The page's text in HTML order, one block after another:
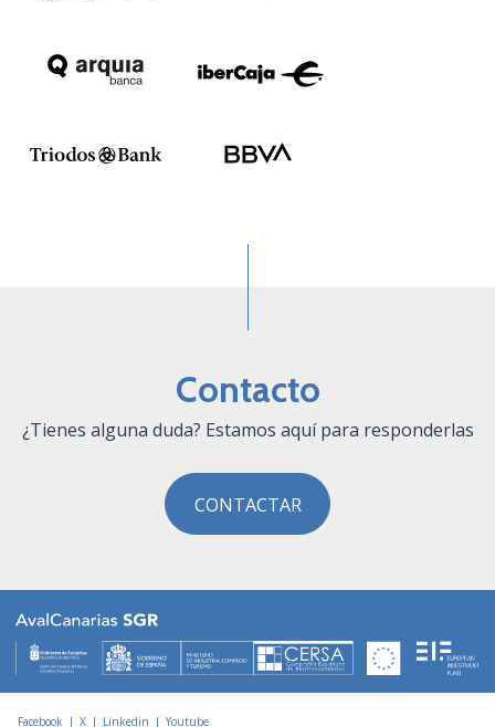
Contacto
¿Tienes alguna duda? Estamos aquí para responderlas
CONTACTAR
Facebook | X | Linkedin | Youtube